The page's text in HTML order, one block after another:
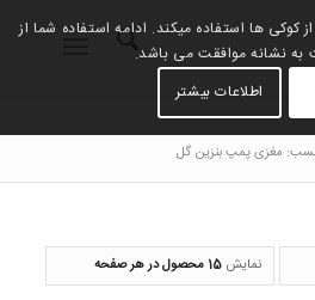
مغزی پمپ بنزین گل
نمایش 15 محصول در هر صفحه
کوکی ها استفاده میکند. ادامه استفاده شما از
نشانه موافقت می باشد.
اطلاعات بیشتر